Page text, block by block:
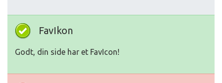
FavIkon
Godt, din side har et FavIcon!